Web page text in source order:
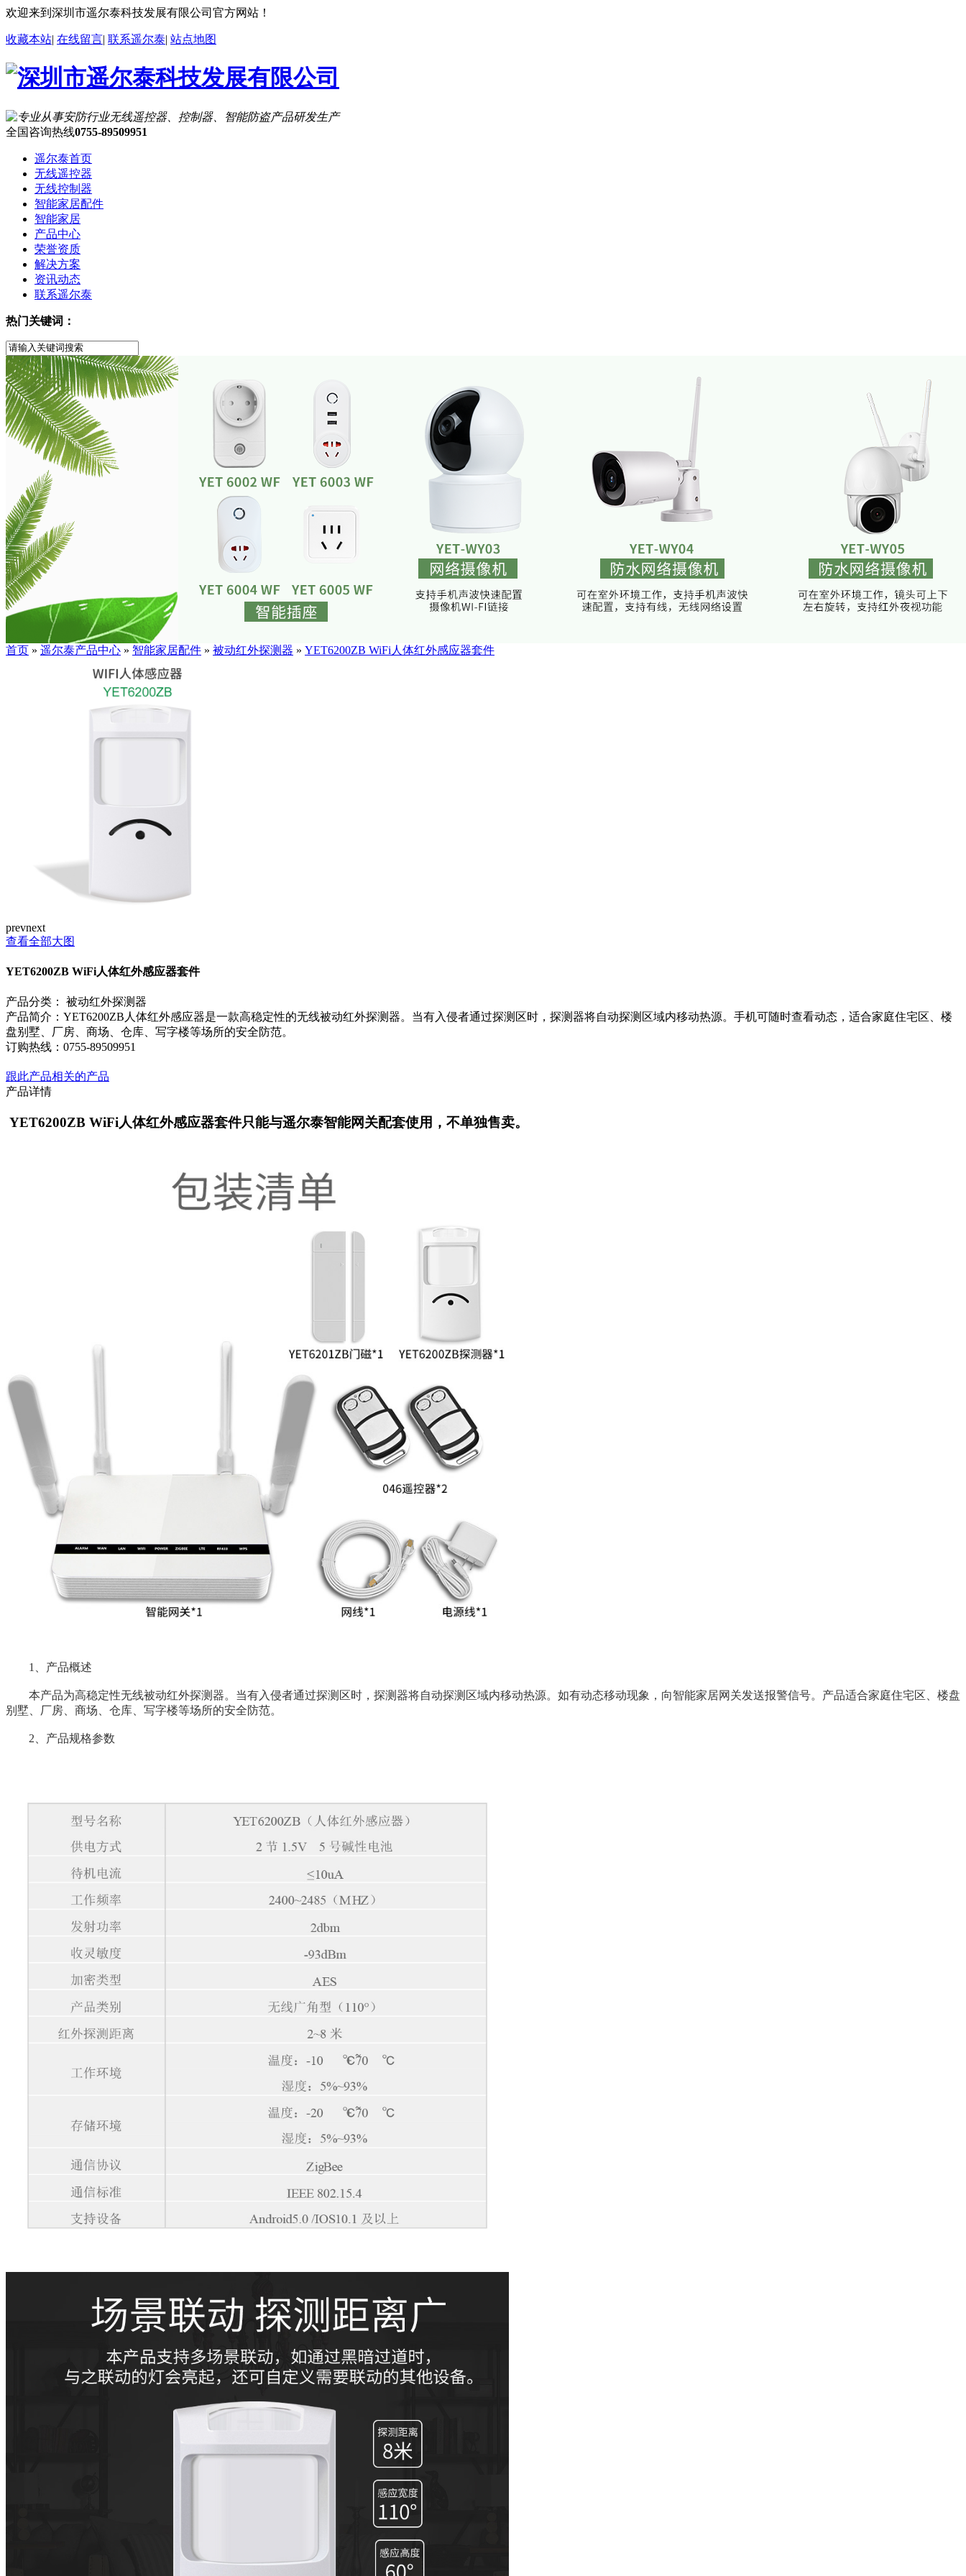
欢迎来到深圳市遥尔泰科技发展有限公司官方网站！
收藏本站| 在线留言| 联系遥尔泰| 站点地图
全国咨询热线0755-89509951
遥尔泰首页
无线遥控器
无线控制器
智能家居配件
智能家居
产品中心
荣誉资质
解决方案
资讯动态
联系遥尔泰
热门关键词：
首页 » 遥尔泰产品中心 » 智能家居配件 » 被动红外探测器 » YET6200ZB WiFi人体红外感应器套件
prevnext
查看全部大图
YET6200ZB WiFi人体红外感应器套件
产品分类： 被动红外探测器
产品简介：YET6200ZB人体红外感应器是一款高稳定性的无线被动红外探测器。当有入侵者通过探测区时，探测器将自动探测区域内移动热源。手机可随时查看动态，适合家庭住宅区、楼
盘别墅、厂房、商场、仓库、写字楼等场所的安全防范。
订购热线： 0755-89509951
跟此产品相关的产品
产品详情
YET6200ZB WiFi人体红外感应器套件只能与遥尔泰智能网关配套使用，不单独售卖。
1、产品概述
本产品为高稳定性无线被动红外探测器。当有入侵者通过探测区时，探测器将自动探测区域内移动热源。如有动态移动现象，向智能家居网关发送报警信号。产品适合家庭住宅区、楼盘
别墅、厂房、商场、仓库、写字楼等场所的安全防范。
2、产品规格参数